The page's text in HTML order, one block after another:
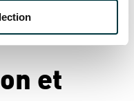
et